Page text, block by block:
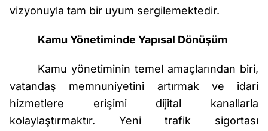
vizyonuyla tam bir uyum sergilemektedir.
Kamu Yönetiminde Yapısal Dönüşüm
Kamu yönetiminin temel amaçlarından biri,
vatandaş memnuniyetini artırmak ve idari
hizmetlere erişimi dijital kanallarla
kolaylaştırmaktır. Yeni trafik sigortası